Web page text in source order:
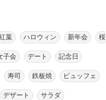
葉 ハロウィン 新年会 桜
子会 デート 記念日
寿司 鉄板焼 ビュッフェ
デザート サラダ